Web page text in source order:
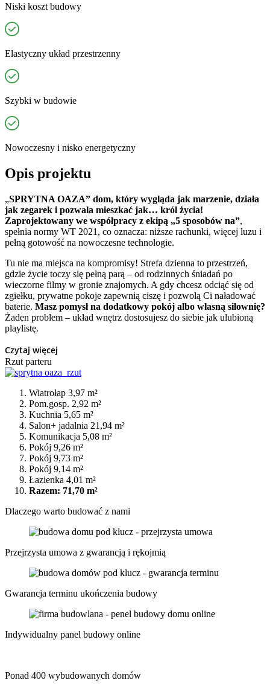
Niski koszt budowy
Elastyczny układ przestrzenny
Szybki w budowie
Nowoczesny i nisko­ energetyczny
Opis projektu
„SPRYTNA OAZA” dom, który wygląda jak marzenie, działa
jak zegarek i pozwala mieszkać jak… król życia!
Zaprojektowany we współpracy z ekipą „5 sposobów na”,
spełnia normy WT 2021, co oznacza: niższe rachunki, więcej luzu i
pełną gotowość na nowoczesne technologie.
Tu nie ma miejsca na kompromisy! Strefa dzienna to przestrzeń,
gdzie życie toczy się pełną parą – od rodzinnych śniadań po
wieczorne filmy w gronie znajomych. A gdy chcesz odciąć się od
zgiełku, prywatne pokoje zapewnią ciszę i pozwolą Ci naładować
baterie. Masz pomysł na dodatkowy pokój albo własną siłownię?
Żaden problem – układ wnętrz dostosujesz do siebie jak ulubioną
playlistę.
Czytaj więcej
Rzut parteru
Wiatrołap 3,97 m²
Pom.gosp. 2,92 m²
Kuchnia 5,65 m²
Salon+ jadalnia 21,94 m²
Komunikacja 5,08 m²
Pokój 9,26 m²
Pokój 9,73 m²
Pokój 9,14 m²
Łazienka 4,01 m²
Razem: 71,70 m²
Dlaczego warto budować z nami
Przejrzysta umowa z gwarancją i rękojmią
Gwarancja terminu ukończenia budowy
Indywidualny panel budowy online
Ponad 400 wybudowanych domów